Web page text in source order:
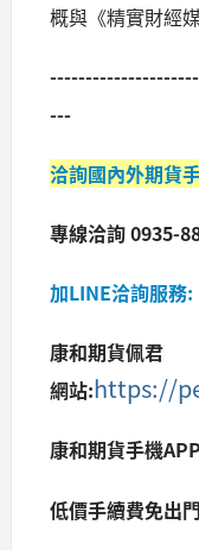
概與《精實財經
---
洽詢國內外期貨
專線洽詢 0935-
加LINE洽詢服
康和期貨佩君
網站:https://
康和期貨手機
低價手續費免出